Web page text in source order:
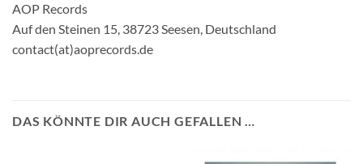
AOP Records
Auf den Steinen 15, 38723 Seesen, Deutschland
contact(at)aoprecords.de
DAS KÖNNTE DIR AUCH GEFALLEN …